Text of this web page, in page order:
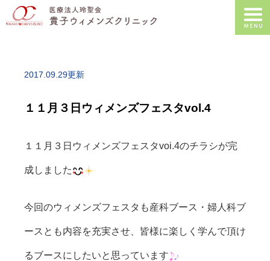
2017.09.29更新
１１月３日ウィメンズフェスタvol.4
１１月３日ウィメンズフェスタvoi.4のチラシが完
成しました
今回のウィメンズフェスタも産科ブース・婦人科ブ
ースとも内容を充実させ、皆様に楽しく学んで頂け
るブースにしたいと思っています